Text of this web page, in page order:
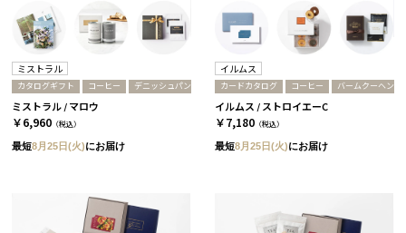
ミストラル
カタログギフト コーヒー デニッシュパン
ミストラル / マロウ
￥6,960 （税込）
最短8月25日(火)にお届け
イルムス
カードカタログ コーヒー バームクーヘン
イルムス / ストロイエーC
￥7,180 （税込）
最短8月25日(火)にお届け